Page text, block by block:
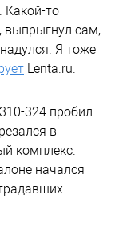
Какой-то
выпрыгнул сам,
Я тоже
Lenta.ru.
324 пробил
в
комплекс.
начался